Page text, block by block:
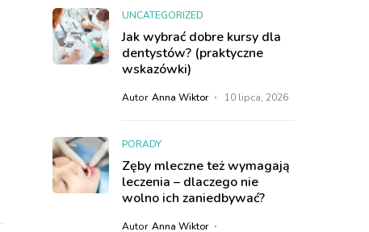
UNCATEGORIZED
Jak wybrać dobre kursy dla
dentystów? (praktyczne
wskazówki)
Autor Anna Wiktor 10 lipca, 2026
PORADY
Zęby mleczne też wymagają
leczenia – dlaczego nie
wolno ich zaniedbywać?
Autor Anna Wiktor